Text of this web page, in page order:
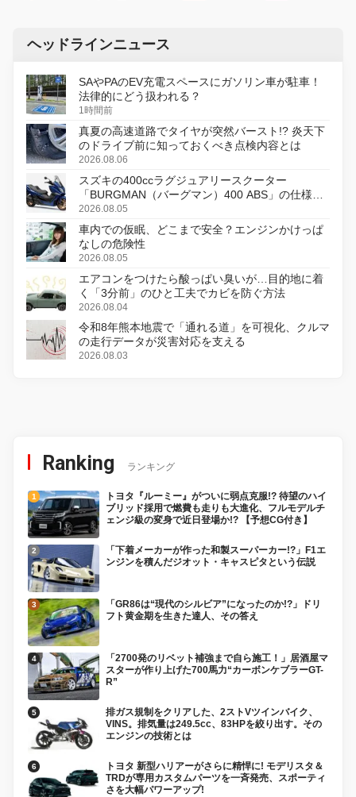
ヘッドラインニュース
SAやPAのEV充電スペースにガソリン車が駐車！
法律的にどう扱われる？
1時間前
真夏の高速道路でタイヤが突然バースト!? 炎天下
のドライブ前に知っておくべき点検内容とは
2026.08.06
スズキの400ccラグジュアリースクーター
「BURGMAN（バーグマン）400 ABS」の仕様を
変更し、8月18日に発売
2026.08.05
車内での仮眠、どこまで安全？エンジンかけっぱ
なしの危険性
2026.08.05
エアコンをつけたら酸っぱい臭いが…目的地に着
く「3分前」のひと工夫でカビを防ぐ方法
2026.08.04
令和8年熊本地震で「通れる道」を可視化、クルマ
の走行データが災害対応を支える
2026.08.03
Ranking ランキング
トヨタ『ルーミー』がついに弱点克服!? 待望のハイ
ブリッド採用で燃費も走りも大進化、フルモデルチ
ェンジ級の変身で近日登場か!? 【予想CG付き】
「下着メーカーが作った和製スーパーカー!?」F1エ
ンジンを積んだジオット・キャスピタという伝説
「GR86は“現代のシルビア”になったのか!?」ドリ
フト黄金期を生きた達人、その答え
「2700発のリベット補強まで自ら施工！」居酒屋マ
スターが作り上げた700馬力“カーボンケブラーGT-
R”
排ガス規制をクリアした、2ストVツインバイク、
VINS。排気量は249.5cc、83HPを絞り出す。その
エンジンの技術とは
トヨタ 新型ハリアーがさらに精悍に! モデリスタ＆
TRDが専用カスタムパーツを一斉発売、スポーティ
さを大幅パワーアップ!